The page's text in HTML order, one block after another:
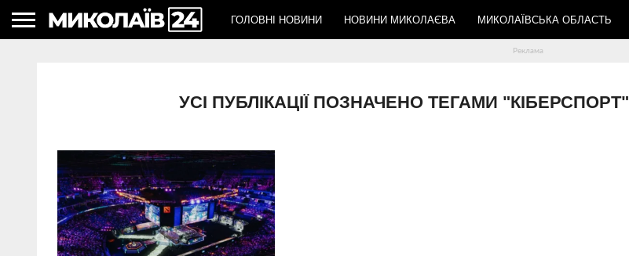
ГОЛОВНІ НОВИНИ НОВИНИ МИКОЛАЄВА МИКОЛАЇВСЬКА ОБЛАСТЬ
УСІ ПУБЛІКАЦІЇ ПОЗНАЧЕНО ТЕГАМИ "КІБЕРСПОРТ"